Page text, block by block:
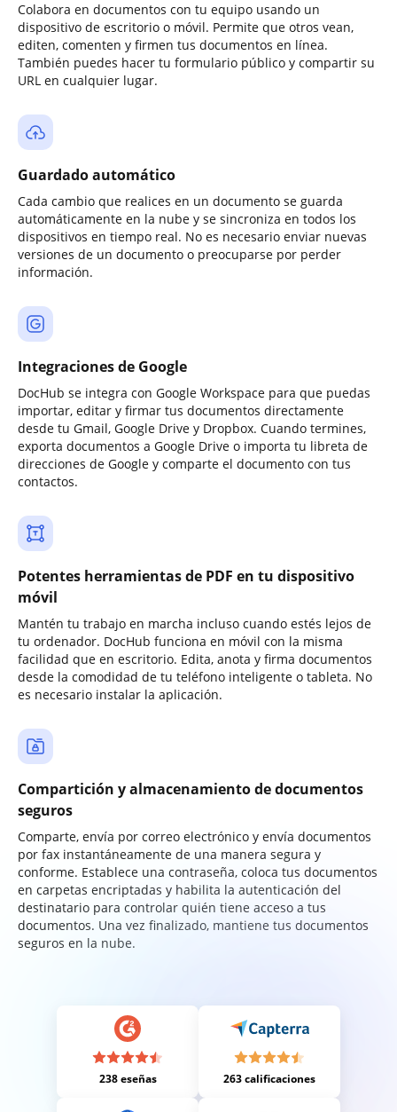
Colabora en documentos con tu equipo usando un
dispositivo de escritorio o móvil. Permite que otros vean,
editen, comenten y firmen tus documentos en línea.
También puedes hacer tu formulario público y compartir su
URL en cualquier lugar.
Guardado automático
Cada cambio que realices en un documento se guarda
automáticamente en la nube y se sincroniza en todos los
dispositivos en tiempo real. No es necesario enviar nuevas
versiones de un documento o preocuparse por perder
información.
Integraciones de Google
DocHub se integra con Google Workspace para que puedas
importar, editar y firmar tus documentos directamente
desde tu Gmail, Google Drive y Dropbox. Cuando termines,
exporta documentos a Google Drive o importa tu libreta de
direcciones de Google y comparte el documento con tus
contactos.
Potentes herramientas de PDF en tu dispositivo
móvil
Mantén tu trabajo en marcha incluso cuando estés lejos de
tu ordenador. DocHub funciona en móvil con la misma
facilidad que en escritorio. Edita, anota y firma documentos
desde la comodidad de tu teléfono inteligente o tableta. No
es necesario instalar la aplicación.
Compartición y almacenamiento de documentos
seguros
Comparte, envía por correo electrónico y envía documentos
por fax instantáneamente de una manera segura y
conforme. Establece una contraseña, coloca tus documentos
en carpetas encriptadas y habilita la autenticación del
destinatario para controlar quién tiene acceso a tus
documentos. Una vez finalizado, mantiene tus documentos
seguros en la nube.
238 eseñas 263 calificaciones